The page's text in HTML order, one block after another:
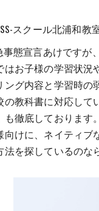
スクール北浦和教室
態宣言あけです
お子様の学習状
グ内容と学習時
教科書に対応し
も徹底しておりま
けに、ネイティ
を探しているのな